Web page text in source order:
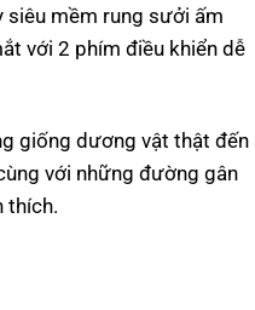
siêu mềm rung sưởi ấm
với 2 phím điều khiển dễ
giống dương vật thật đến
với những đường gân
thích.